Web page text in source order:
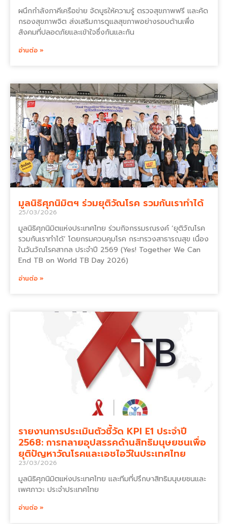
ผนึกกำลังภาคีเครือข่าย จัดบูธให้ความรู้ ตรวจสุขภาพฟรี และคัด
กรองสุขภาพจิต ส่งเสริมการดูแลสุขภาพอย่างรอบด้านเพื่อ
สังคมที่ปลอดภัยและเข้าใจซึ่งกันและกัน
อ่านต่อ »
มูลนิธิศุภนิมิตฯ ร่วมยุติวัณโรค รวมกันเราทำได้
25/03/2026
มูลนิธิศุภนิมิตแห่งประเทศไทย ร่วมกิจกรรมรณรงค์ ‘ยุติวัณโรค
รวมกันเราทำได้’ โดยกรมควบคุมโรค กระทรวงสาธารณสุข เนื่อง
ในวันวัณโรคสากล ประจำปี 2569 (Yes! Together We Can
End TB on World TB Day 2026)
อ่านต่อ »
รายงานการประเมินตัวชี้วัด KPI E1 ประจำปี
2568: การทลายอุปสรรคด้านสิทธิมนุษยชนเพื่อ
ยุติปัญหาวัณโรคและเอชไอวีในประเทศไทย
23/03/2026
มูลนิธิศุภนิมิตแห่งประเทศไทย และทีมที่ปรึกษาสิทธิมนุษยชนและ
เพศภาวะ ประจำประเทศไทย
อ่านต่อ »